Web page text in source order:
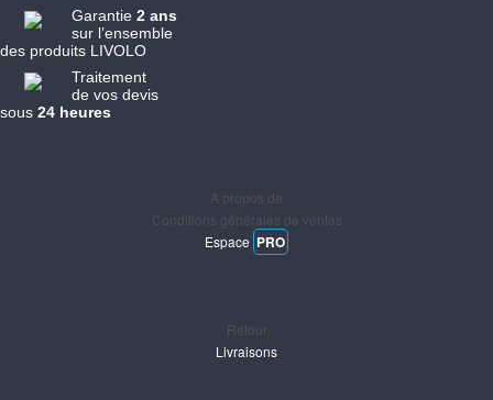
Garantie 2 ans
sur l’ensemble
des produits LIVOLO
Traitement
de vos devis
sous 24 heures
A propos de
Conditions générales de ventes
Espace PRO
Retour
Livraisons